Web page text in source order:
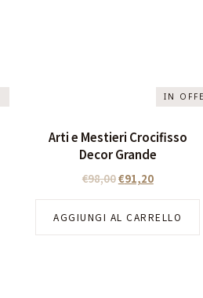
IN
Arti e Mestieri Crocifisso
Decor Grande
€98,00€91,20
AGGIUNGI AL CARRELLO